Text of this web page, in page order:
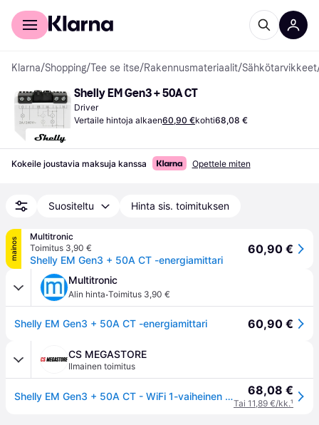
Kuluttajille
Klarna/Shopping/Tee se itse/Rakennusmateriaalit/Sähkötarvikkeet
Shelly EM Gen3 + 50A CT
Driver
Vertaile hintoja alkaen60,90 €kohti68,08 €
Kokeile joustavia maksuja kanssa Opettele miten
Suositeltu Hinta sis. toimituksen
mainos
Multitronic
Toimitus 3,90 €
Shelly EM Gen3 + 50A CT -energiamittari
60,90 €
Multitronic
Alin hinta·Toimitus 3,90 €
Shelly EM Gen3 + 50A CT -energiamittari 60,90 €
CS MEGASTORE
Ilmainen toimitus
Shelly EM Gen3 + 50A CT - WiFi 1-vaiheinen energiamittari, 50A 68,08 €
Tai 11,89 €/kk.¹